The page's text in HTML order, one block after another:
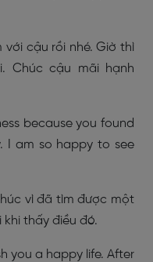
cậu rồi nhé. Giờ thì
Chúc cậu mãi hạnh
because you found
I am so happy to see
vì đã tìm được một
thấy điều đó.
you a happy life. After